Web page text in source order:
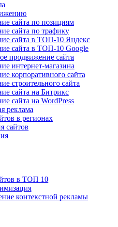
сайта по позициям
сайта по трафику
сайта в ТОП-10 Яндекс
сайта в ТОП-10 Google
продвижение сайта
интернет-магазина
корпоративного сайта
строительного сайта
сайта на Битрикс
сайта на WordPress
реклама
в регионах
сайтов
в ТОП 10
контекстной рекламы